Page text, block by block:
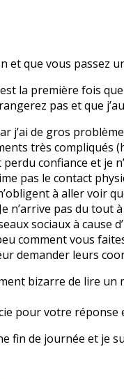
et que vous passez
la première fois
pas et que
j’ai de gros
très compliqués
confiance et je
pas le contact
à aller voir
n’arrive pas du tout
sociaux à cause
comment vous
demander leurs
bizarre de lire un
pour votre réponse
fin de journée et je